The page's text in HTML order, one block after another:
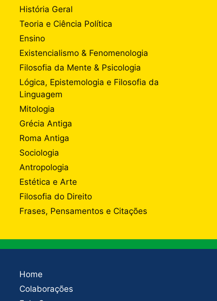
História Geral
Teoria e Ciência Política
Ensino
Existencialismo & Fenomenologia
Filosofia da Mente & Psicologia
Lógica, Epistemologia e Filosofia da
Linguagem
Mitologia
Grécia Antiga
Roma Antiga
Sociologia
Antropologia
Estética e Arte
Filosofia do Direito
Frases, Pensamentos e Citações
Home
Colaborações